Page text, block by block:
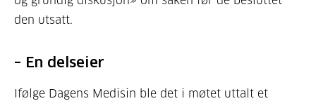
den utsatt.
– En delseier
Ifølge Dagens Medisin ble det i møtet uttalt et